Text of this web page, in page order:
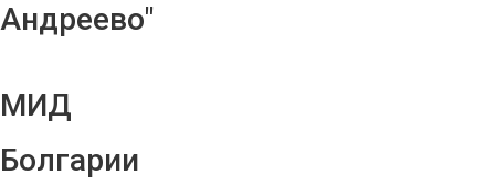
Андреево"
МИД
Болгарии